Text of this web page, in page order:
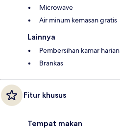
Microwave
Air minum kemasan gratis
Lainnya
Pembersihan kamar harian
Brankas
Fitur khusus
Tempat makan